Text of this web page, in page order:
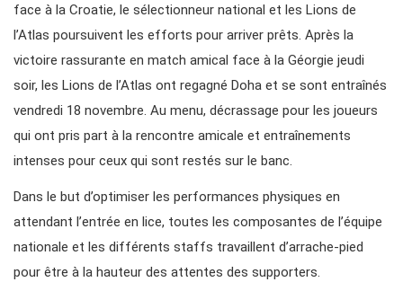
face à la Croatie, le sélectionneur national et les Lions de
l’Atlas poursuivent les efforts pour arriver prêts. Après la
victoire rassurante en match amical face à la Géorgie jeudi
soir, les Lions de l’Atlas ont regagné Doha et se sont entraînés
vendredi 18 novembre. Au menu, décrassage pour les joueurs
qui ont pris part à la rencontre amicale et entraînements
intenses pour ceux qui sont restés sur le banc.
Dans le but d’optimiser les performances physiques en
attendant l’entrée en lice, toutes les composantes de l’équipe
nationale et les différents staffs travaillent d’arrache-pied
pour être à la hauteur des attentes des supporters.